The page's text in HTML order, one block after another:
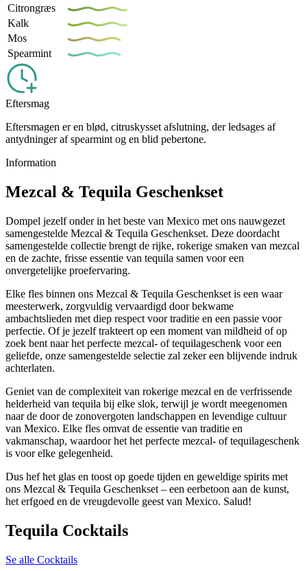
Citrongræs
Kalk
Mos
Spearmint
Eftersmag
Eftersmagen er en blød, citruskysset afslutning, der ledsages af
antydninger af spearmint og en blid pebertone.
Information
Mezcal & Tequila Geschenkset
Dompel jezelf onder in het beste van Mexico met ons nauwgezet
samengestelde Mezcal & Tequila Geschenkset. Deze doordacht
samengestelde collectie brengt de rijke, rokerige smaken van mezcal
en de zachte, frisse essentie van tequila samen voor een
onvergetelijke proefervaring.
Elke fles binnen ons Mezcal & Tequila Geschenkset is een waar
meesterwerk, zorgvuldig vervaardigd door bekwame
ambachtslieden met diep respect voor traditie en een passie voor
perfectie. Of je jezelf trakteert op een moment van mildheid of op
zoek bent naar het perfecte mezcal- of tequilageschenk voor een
geliefde, onze samengestelde selectie zal zeker een blijvende indruk
achterlaten.
Geniet van de complexiteit van rokerige mezcal en de verfrissende
helderheid van tequila bij elke slok, terwijl je wordt meegenomen
naar de door de zonovergoten landschappen en levendige cultuur
van Mexico. Elke fles omvat de essentie van traditie en
vakmanschap, waardoor het het perfecte mezcal- of tequilageschenk
is voor elke gelegenheid.
Dus hef het glas en toost op goede tijden en geweldige spirits met
ons Mezcal & Tequila Geschenkset – een eerbetoon aan de kunst,
het erfgoed en de vreugdevolle geest van Mexico. Salud!
Tequila Cocktails
Se alle Cocktails